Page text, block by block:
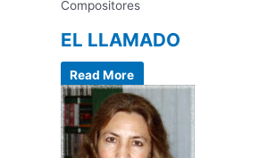
Compositores
EL LLAMADO
Read More